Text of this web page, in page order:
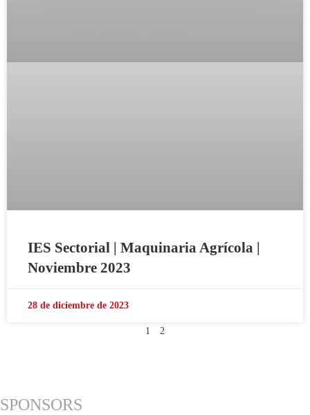
IES Sectorial | Maquinaria Agrícola |
Noviembre 2023
28 de diciembre de 2023
1 2
SPONSORS